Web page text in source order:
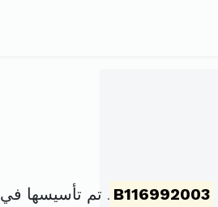
B116992003 . تم تأسيسها في 27 مارس 2003 برأس مال قدره